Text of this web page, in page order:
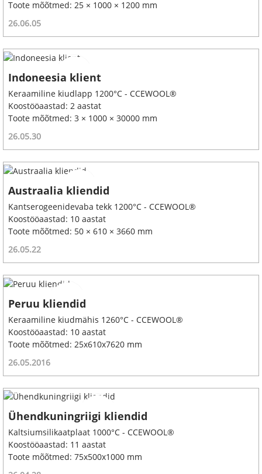
Toote mõõtmed: 25 × 1000 × 1200 mm
26.06.05
Indoneesia klient
Keraamiline kiudlapp 1200°C - CCEWOOL®
Koostööaastad: 2 aastat
Toote mõõtmed: 3 × 1000 × 30000 mm
26.05.30
Austraalia kliendid
Kantserogeenidevaba tekk 1200°C - CCEWOOL®
Koostööaastad: 10 aastat
Toote mõõtmed: 50 × 610 × 3660 mm
26.05.22
Peruu kliendid
Keraamiline kiudmähis 1260°C - CCEWOOL®
Koostööaastad: 10 aastat
Toote mõõtmed: 25x610x7620 mm
26.05.2016
Ühendkuningriigi kliendid
Kaltsiumsilikaatplaat 1000°C - CCEWOOL®
Koostööaastad: 11 aastat
Toote mõõtmed: 75x500x1000 mm